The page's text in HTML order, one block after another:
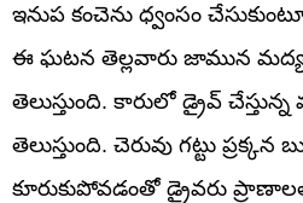
ఇనుప కంచెను ధ్వంసం
ఈ ఘటన తెల్లవారు జామున
తెలుస్తుంది. కారులో డ్రైవ్ చేస్తున్న
తెలుస్తుంది. చెరువు గట్టు ప్రక్కన
కూరుకుపోవడంతో డ్రైవరు